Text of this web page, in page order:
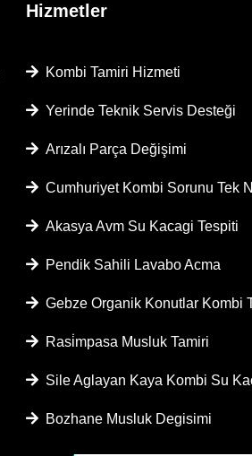
Hizmetler
Kombi Tamiri Hizmeti
Yerinde Teknik Servis Desteği
Arızalı Parça Değişimi
Cumhuriyet Kombi Sorunu Tek
Akasya Avm Su Kacagi Tespiti
Pendik Sahili Lavabo Acma
Gebze Organik Konutlar Kombi
Rasi̇mpasa Musluk Tamiri
Sile Aglayan Kaya Kombi Su
Bozhane Musluk Degisimi